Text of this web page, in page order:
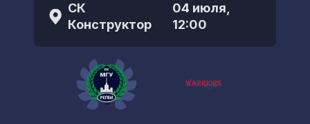
СК
Конструктор
04 июля,
12:00